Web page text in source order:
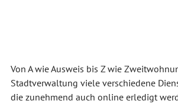
Von A wie Ausweis bis Z wie
Stadtverwaltung viele verschiedene
die zunehmend auch online erledigt